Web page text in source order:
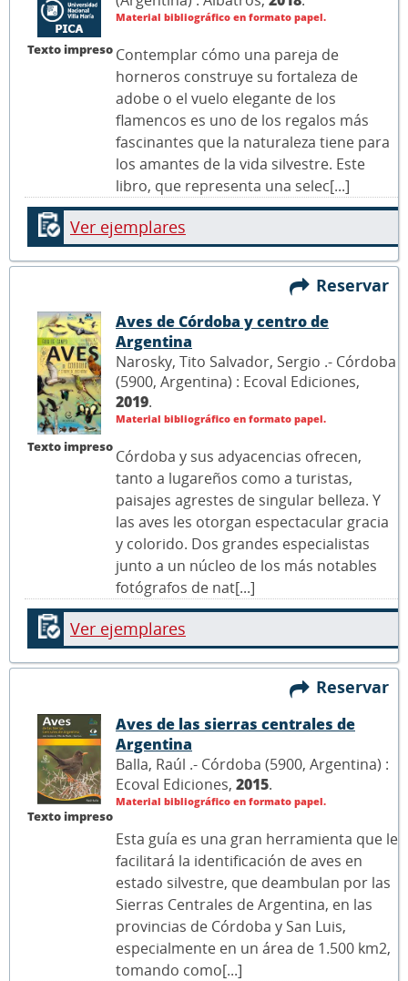
Texto impreso
Material bibliográfico en formato papel.
Contemplar cómo una pareja de
horneros construye su fortaleza de
adobe o el vuelo elegante de los
flamencos es uno de los regalos más
fascinantes que la naturaleza tiene para
los amantes de la vida silvestre. Este
libro, que representa una selec[...]
Ver ejemplares
Reservar
Texto impreso
Aves de Córdoba y centro de
Argentina
Narosky, Tito Salvador, Sergio .- Córdoba
(5900, Argentina) : Ecoval Ediciones,
2019.
Material bibliográfico en formato papel.
Córdoba y sus adyacencias ofrecen,
tanto a lugareños como a turistas,
paisajes agrestes de singular belleza. Y
las aves les otorgan espectacular gracia
y colorido. Dos grandes especialistas
junto a un núcleo de los más notables
fotógrafos de nat[...]
Ver ejemplares
Reservar
Texto impreso
Aves de las sierras centrales de
Argentina
Balla, Raúl .- Córdoba (5900, Argentina) :
Ecoval Ediciones, 2015.
Material bibliográfico en formato papel.
Esta guía es una gran herramienta que le
facilitará la identificación de aves en
estado silvestre, que deambulan por las
Sierras Centrales de Argentina, en las
provincias de Córdoba y San Luis,
especialmente en un área de 1.500 km2,
tomando como[...]